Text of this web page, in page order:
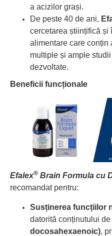
a acizilor grași.
De peste 40 de ani,
cercetarea științifică și
alimentare care conțin
multiple și ample
dezvoltate.
Beneficii funcționale
Efalex® Brain Formula cu
recomandat pentru:
Susținerea funcțiilor
datorită conținutului de
docosahexaenoic),